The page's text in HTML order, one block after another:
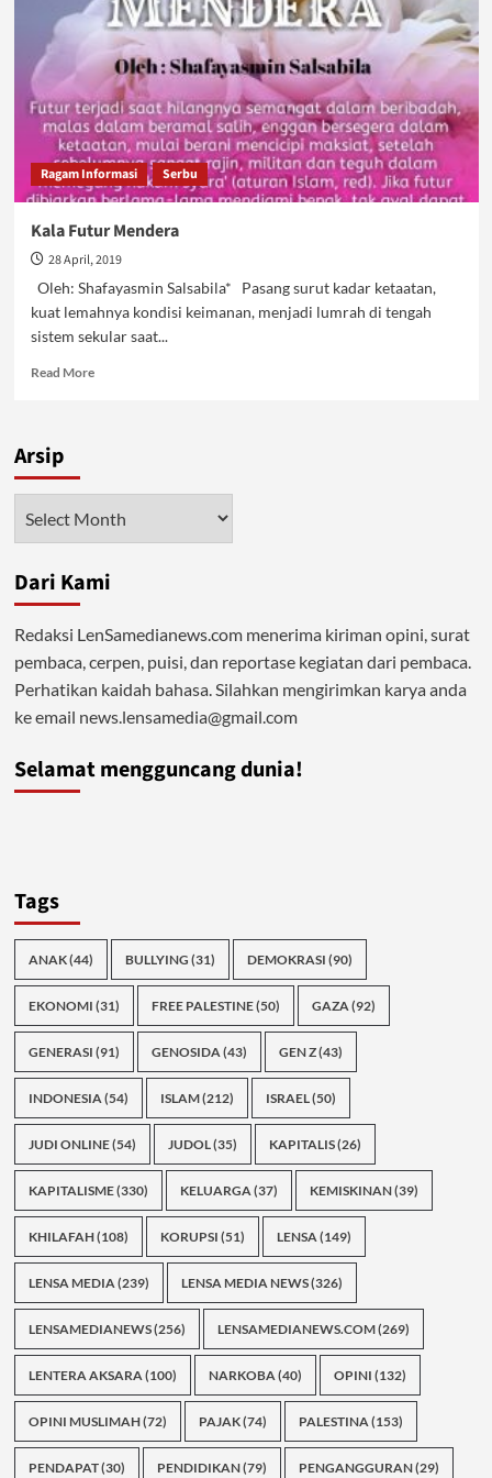
Ragam Informasi Serbu
Kala Futur Mendera
28 April, 2019
Oleh: Shafayasmin Salsabila* Pasang surut kadar ketaatan,
kuat lemahnya kondisi keimanan, menjadi lumrah di tengah
sistem sekular saat...
Read MoreRead
Arsip
Dari Kami
Redaksi LenSamedianews.com menerima kiriman opini, surat
pembaca, cerpen, puisi, dan reportase kegiatan dari pembaca.
Perhatikan kaidah bahasa. Silahkan mengirimkan karya anda
ke email news.lensamedia@gmail.com
Selamat mengguncang dunia!
Tags
ANAK(44) BULLYING (31) DEMOKRASI (90)
EKONOMI (31) FREE PALESTINE(50) GAZA(92)
GENERASI (91) GENOSIDA(43) GEN Z(43)
INDONESIA(54) ISLAM(212) ISRAEL(50)
JUDI ONLINE(54) JUDOL(35) KAPITALIS(26)
KAPITALISME(330) KELUARGA(37) KEMISKINAN(39)
KHILAFAH(108) KORUPSI (51) LENSA(149)
LENSA MEDIA(239) LENSA MEDIA NEWS(326)
LENSAMEDIANEWS(256) LENSAMEDIANEWS.COM(269)
LENTERA AKSARA(100) NARKOBA(40) OPINI (132)
OPINI MUSLIMAH(72) PAJAK(74) PALESTINA(153)
PENDAPAT(30) PENDIDIKAN(79) PENGANGGURAN(29)